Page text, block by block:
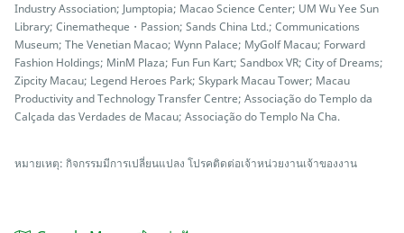
Industry Association; Jumptopia; Macao Science Center; UM Wu Yee Sun
Library; Cinematheque・Passion; Sands China Ltd.; Communications
Museum; The Venetian Macao; Wynn Palace; MyGolf Macau; Forward
Fashion Holdings; MinM Plaza; Fun Fun Kart; Sandbox VR; City of Dreams;
Zipcity Macau; Legend Heroes Park; Skypark Macau Tower; Macau
Productivity and Technology Transfer Centre; Associação do Templo da
Calçada das Verdades de Macau; Associação do Templo Na Cha.
หมายเหตุ: กิจกรรมมีการเปลี่ยนแปลง โปรคติดต่อเจ้าหน่วยงานเจ้าของงาน